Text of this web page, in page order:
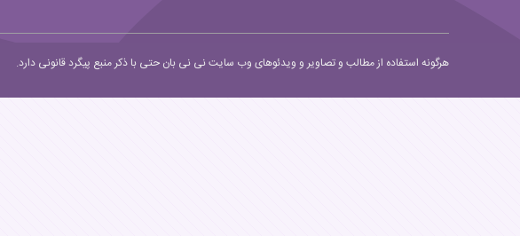
هرگونه استفاده از مطالب و تصاویر و ویدئوهای وب سایت نی نی بان حتی با ذکر منبع پیگرد قانونی دارد.